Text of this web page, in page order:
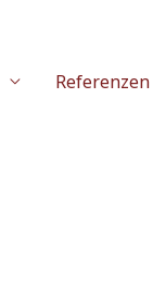
Referenzen